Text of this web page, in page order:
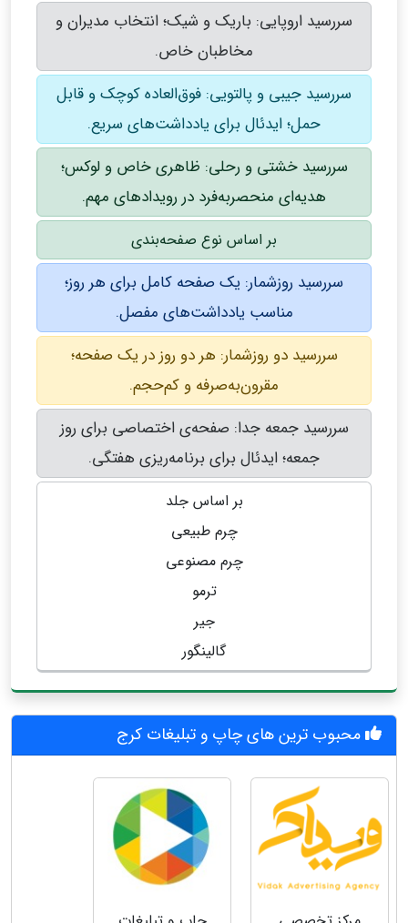
سررسید اروپایی: باریک و شیک؛ انتخاب مدیران و
مخاطبان خاص.
سررسید جیبی و پالتویی: فوق‌العاده کوچک و قابل
حمل؛ ایدئال برای یادداشت‌های سریع.
سررسید خشتی و رحلی: ظاهری خاص و لوکس؛
هدیه‌ای منحصربه‌فرد در رویدادهای مهم.
بر اساس نوع صفحه‌بندی
سررسید روزشمار: یک صفحه کامل برای هر روز؛
مناسب یادداشت‌های مفصل.
سررسید دو روزشمار: هر دو روز در یک صفحه؛
مقرون‌به‌صرفه و کم‌حجم.
سررسید جمعه جدا: صفحه‌ی اختصاصی برای روز
جمعه؛ ایدئال برای برنامه‌ریزی هفتگی.
بر اساس جلد
چرم طبیعی
چرم مصنوعی
ترمو
جیر
گالینگور
محبوب ترین های چاپ و تبلیغات کرج